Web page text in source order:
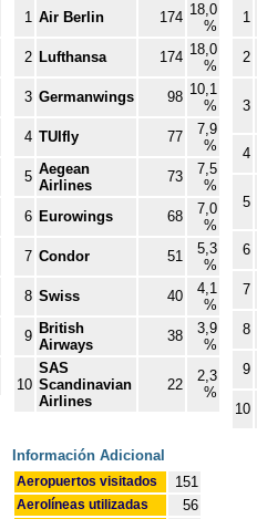
1 Air Berlin 174 18,0
%
2 Lufthansa 174 18,0
%
3 Germanwings 98 10,1
%
4 TUIfly 77
7,9
%
5 Aegean
Airlines
73
7,5
%
6 Eurowings 68
7,0
%
7 Condor 51
5,3
%
8 Swiss 40
4,1
%
9 British
Airways
38
3,9
%
10
SAS
Scandinavian
Airlines
22
2,3
%
1
2
3
4
5
6
7
8
9
10
Información Adicional
Aeropuertos visitados 151
Aerolíneas utilizadas 56